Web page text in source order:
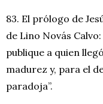
83. El prólogo de
de Lino Novás
publique a quien
madurez y, para el
paradoja”.